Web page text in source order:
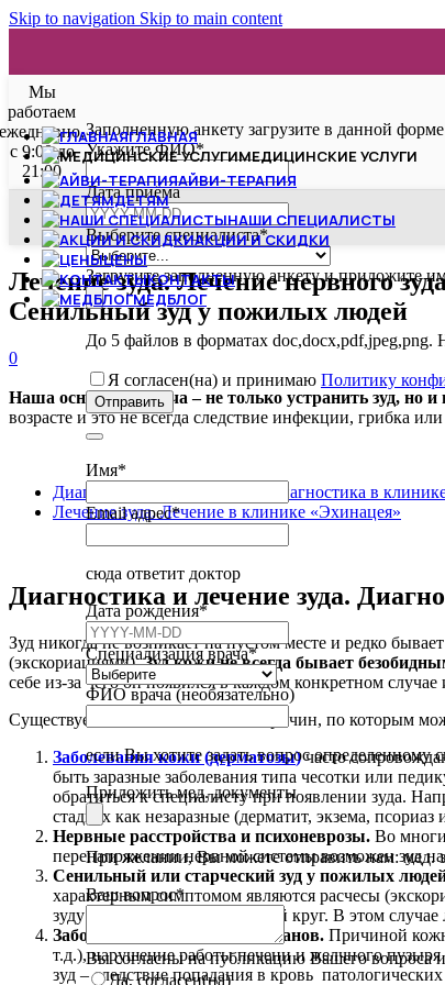
Skip to navigation Skip to main content
Мы
работаем
ежедневно,
с 9:00 до
21:00
Заполненную анкету загрузите в данной
Укажите ФИО*
Дата приёма
Выберите специалиста*
Загрузите заполненную анкету и приложите
До 5 файлов в форматах doc,docx,pdf,jpeg,png.
Я согласен(на) и принимаю Политику
Отправить
Your
Website
Имя*
Email адрес*
сюда ответит доктор
Дата рождения*
Специализация врача*
ФИО врача (необязательно)
если Вы хотите задать вопрос определенному
Email*
Приложить мед. документы
При желании, Вы можете отправить нам: мед.
Ваш вопрос*
Вы согласны на публикацию Вашего вопроса
Да, согласен(на)
ГЛАВНАЯ
МЕДИЦИНСКИЕ УСЛУГИ
АЙВИ-ТЕРАПИЯ
ДЕТЯМ
НАШИ СПЕЦИАЛИСТЫ
АКЦИИ И СКИДКИ
ЦЕНЫ
КОНТАКТЫ
МЕДБЛОГ
Лечение зуда. Лечение нервного
Сенильный зуд у пожилых людей
0
Наша основная задача – не только устранить зуд, но
возрасте и это не всегда следствие инфекции, грибка
Диагностика причины зуда. Диагностика в
Лечение зуда. Лечение в клинике «Эхинацея»
Диагностика и лечение зуда.
Зуд никогда не возникает на пустом месте и редко
(экскориациями).Зуд кожи не всегда бывает
себе из-за чего он появился в каждом конкретном
Существует несколько основных причин, по которым
Заболевания кожи (дерматозы)часто
быть заразные заболевания типа чесотки или
обратиться к специалисту при появлении зуда.
стадиях как незаразные (дерматит, экзема,
Нервные расстройства и психоневрозы. Во
перенапряжении нервной системы возможен зуд
Сенильный или старческий зуд у пожилых
характерным симптомом являются расчесы
зуду и формируется замкнутый круг. В этом
Заболевания внутренних органов. Причиной
т.д.), нарушение работы печени и желчного
зуд – следствие попадания в кровь